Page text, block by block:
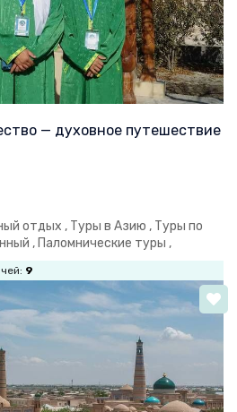
— духовное путешествие
отдых , Туры в Азию , Туры по
, Паломнические туры ,
9